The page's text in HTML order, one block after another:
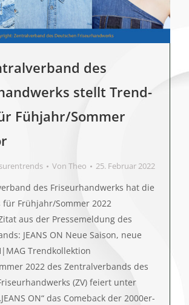
des
stellt Trend-
Fühjahr/Sommer
Von Theo 25. Februar 2022
des Friseurhandwerks hat die
für Frühjahr/Sommer 2022
aus der Pressemeldung des
JEANS ON Neue Saison, neue
Trendkollektion
2022 des Zentralverbands des
(ZV) feiert unter
ON“ das Comeback der 2000er-